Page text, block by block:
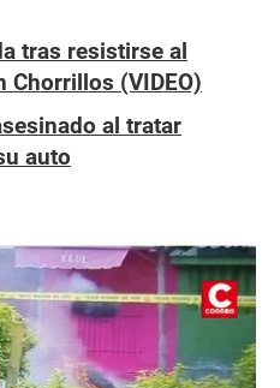
tras resistirse al
Chorrillos (VIDEO)
al tratar
auto